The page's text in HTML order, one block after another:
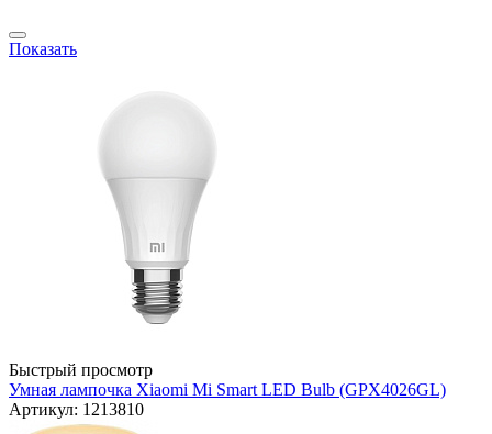
Показать
Быстрый просмотр
Умная лампочка Xiaomi Mi Smart LED Bulb (GPX4026GL)
Артикул: 1213810